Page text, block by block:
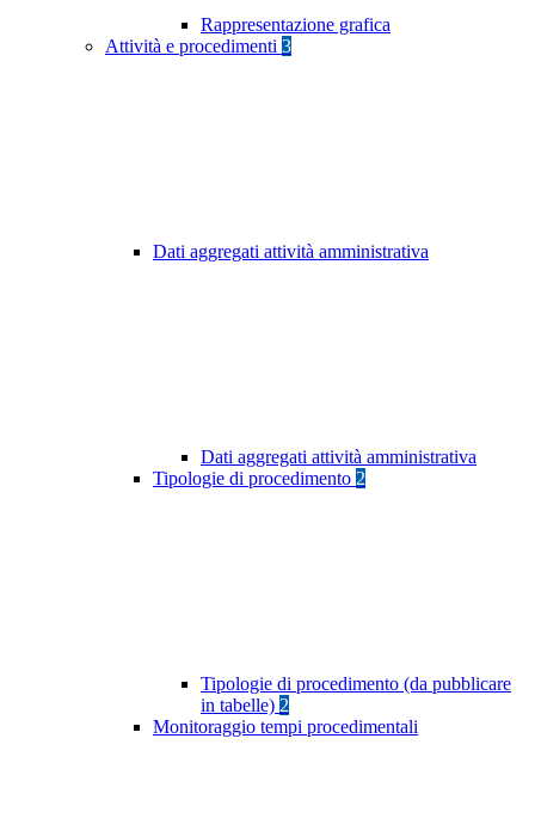
Rappresentazione grafica
Attività e procedimenti 3
Dati aggregati attività amministrativa
Dati aggregati attività amministrativa
Tipologie di procedimento 2
Tipologie di procedimento (da pubblicare
in tabelle) 2
Monitoraggio tempi procedimentali